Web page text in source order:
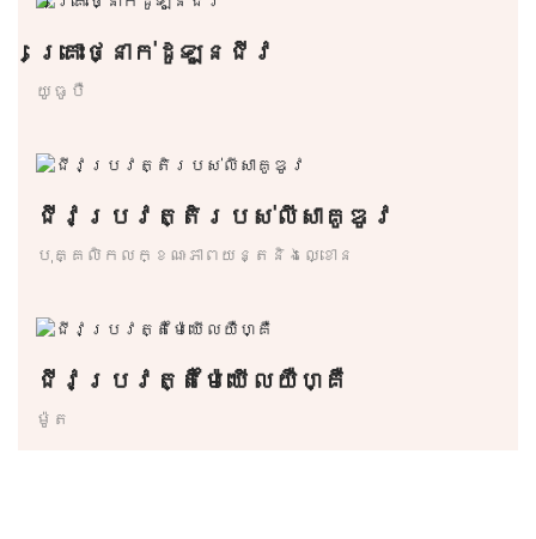
គ្រោះថ្នាក់ដូឡូនជីវ
យូធូបឺ
ជីវប្រវត្តិរបស់លីសាគូឌូវ
បុគ្គលិកលក្ខណៈភាពយន្តនិងល្ខោន
ជីវប្រវត្តិម៉ៃឃើលយឺហ្គឺ
ម៉ូត